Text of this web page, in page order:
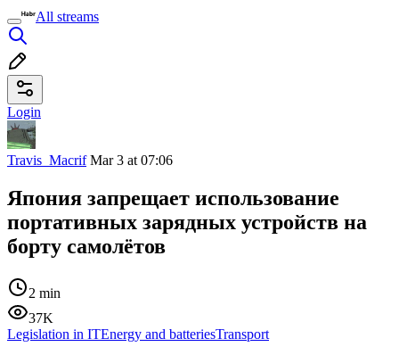
All streams
Login
Travis_MacrifMar 3 at 07:06
Япония запрещает использование
портативных зарядных устройств на
борту самолётов
2 min
37K
Legislation in ITEnergy and batteriesTransport